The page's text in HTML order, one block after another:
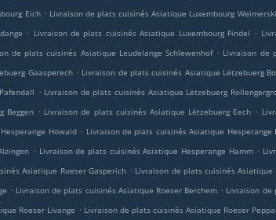
Eich . Livraison de plats cuisinés Asiatique Luxembourg
. Livraison de plats cuisinés Asiatique Luxembourg Findel .
de plats cuisinés Asiatique Leudelange Schlewenhof . Livraison de
Gaasperech . Livraison de plats cuisinés Asiatique Lëtzebuerg
. Livraison de plats cuisinés Asiatique Lëtzebuerg
Beggen . Livraison de plats cuisinés Asiatique Lëtzebuerg Eech .
Howald . Livraison de plats cuisinés Asiatique Hesperange
. Livraison de plats cuisinés Asiatique Hesperange Hamm .
Asiatique Roeser Gasperich . Livraison de plats cuisinés Asiatique
. Livraison de plats cuisinés Asiatique Roeser Berchem . Livraison de
Roeser Livange . Livraison de plats cuisinés Asiatique Roeser